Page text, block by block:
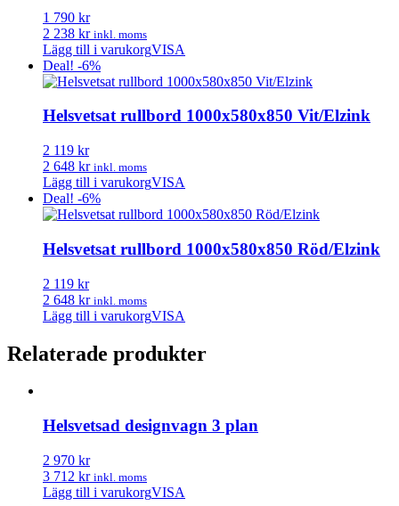
1 790 kr
2 238 kr inkl. moms
Lägg till i varukorgVISA
Deal! -6%
Helsvetsat rullbord 1000x580x850 Vit/Elzink
2 119 kr
2 648 kr inkl. moms
Lägg till i varukorgVISA
Deal! -6%
Helsvetsat rullbord 1000x580x850 Röd/Elzink
2 119 kr
2 648 kr inkl. moms
Lägg till i varukorgVISA
Relaterade produkter
Helsvetsad designvagn 3 plan
2 970 kr
3 712 kr inkl. moms
Lägg till i varukorgVISA